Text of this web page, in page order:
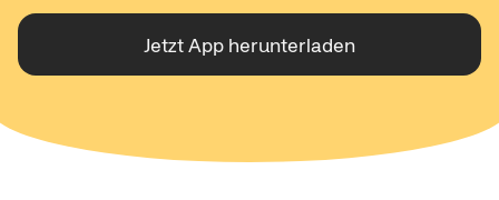
Jetzt App herunterladen